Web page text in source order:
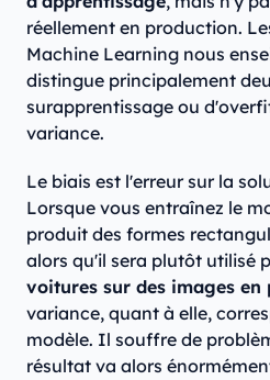
réellement en production.
Machine Learning nous
distingue principalement
surapprentissage ou
variance.
Le biais est l'erreur sur la
Lorsque vous entraînez le
produit des formes
alors qu'il sera plutôt utilisé
voitures sur des images en
variance, quant à elle,
modèle. Il souffre de
résultat va alors